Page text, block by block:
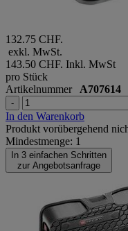
132.75 CHF.
exkl. MwSt.
143.50 CHF. Inkl. MwSt
pro Stück
Artikelnummer A707614
-
In den Warenkorb
Produkt vorübergehend
Mindestmenge: 1
In 3 einfachen Schritten
zur Angebotsanfrage